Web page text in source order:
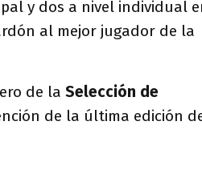
y dos a nivel individual
al mejor jugador de la
de la Selección de
de la última edición